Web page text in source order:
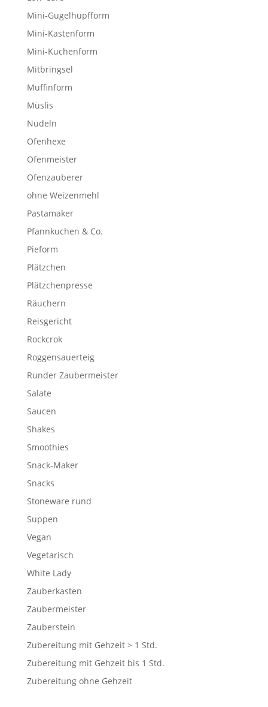
Mini-Gugelhupfform
Mini-Kastenform
Mini-Kuchenform
Mitbringsel
Muffinform
Müslis
Nudeln
Ofenhexe
Ofenmeister
Ofenzauberer
ohne Weizenmehl
Pastamaker
Pfannkuchen & Co.
Pieform
Plätzchen
Plätzchenpresse
Räuchern
Reisgericht
Rockcrok
Roggensauerteig
Runder Zaubermeister
Salate
Saucen
Shakes
Smoothies
Snack-Maker
Snacks
Stoneware rund
Suppen
Vegan
Vegetarisch
White Lady
Zauberkasten
Zaubermeister
Zauberstein
Zubereitung mit Gehzeit > 1 Std.
Zubereitung mit Gehzeit bis 1 Std.
Zubereitung ohne Gehzeit